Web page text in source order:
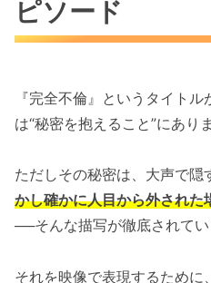
ピソード
『完全不倫』というタイト
は“秘密を抱えること”にありま
ただしその秘密は、大声で隠
かし確かに人目から外された
──そんな描写が徹底されてい
それを映像で表現するために